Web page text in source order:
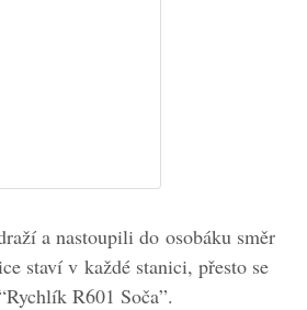
a nastoupili do osobáku směr
staví v každé stanici, přesto se
R601 Soča”.